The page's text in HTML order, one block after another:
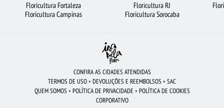
FLORICULTURA BRASÍLIA FLORICULTURA JOÃO PESSOA
FLORICULTURA SÃO BERNARDO DO CAMPO
FLORICULTURA JUNDIAÍ
CESTA DE FRUTAS FLORICULTURA SANTOS FLORICULTURA SANTO ANDRÉ
COROA DE FLORES
Floricultura Fortaleza
Floricultura Campinas
Floricultura RJ
Floricultura Sorocaba
CONFIRA AS CIDADES ATENDIDAS
TERMOS DE USO • DEVOLUÇÕES E REEMBOLSOS • SAC
QUEM SOMOS • POLÍTICA DE PRIVACIDADE • POLÍTICA DE COOKIES
CORPORATIVO